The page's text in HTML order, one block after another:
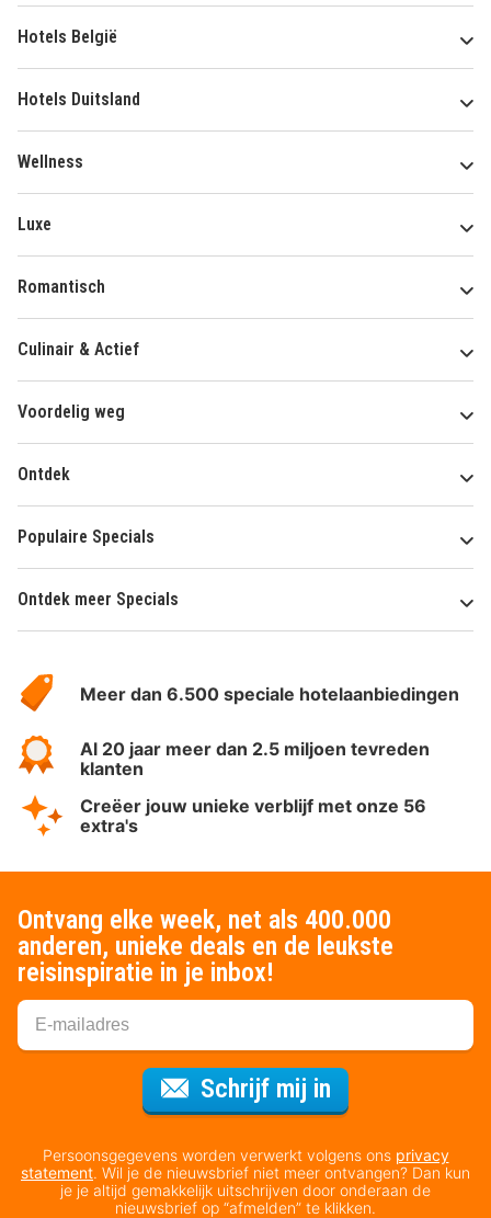
Hotels België
Hotels Duitsland
Wellness
Luxe
Romantisch
Culinair & Actief
Voordelig weg
Ontdek
Populaire Specials
Ontdek meer Specials
HotelSpecials
Meer dan 6.500 speciale hotelaanbiedingen
Al 20 jaar meer dan 2.5 miljoen tevreden
klanten
Creëer jouw unieke verblijf met onze 56
extra's
Ontvang elke week, net als 400.000
anderen, unieke deals en de leukste
reisinspiratie in je inbox!
Schrijf mij in
Persoonsgegevens worden verwerkt volgens ons privacy
statement. Wil je de nieuwsbrief niet meer ontvangen? Dan kun
je je altijd gemakkelijk uitschrijven door onderaan de
nieuwsbrief op “afmelden” te klikken.